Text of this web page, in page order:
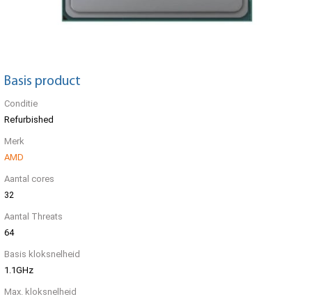
Basis product
Conditie
Refurbished
Merk
AMD
Aantal cores
32
Aantal Threats
64
Basis kloksnelheid
1.1GHz
Max. kloksnelheid